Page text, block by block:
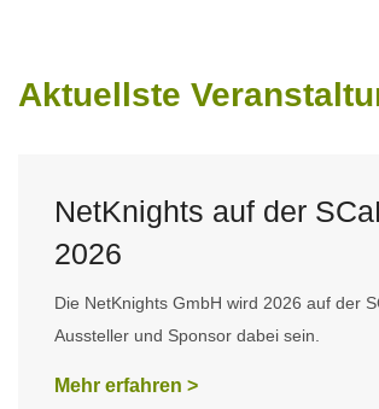
Aktuellste
NetKnights auf der
2026
Die NetKnights GmbH wird 2026 auf der
Aussteller und Sponsor dabei sein.
Mehr erfahren >